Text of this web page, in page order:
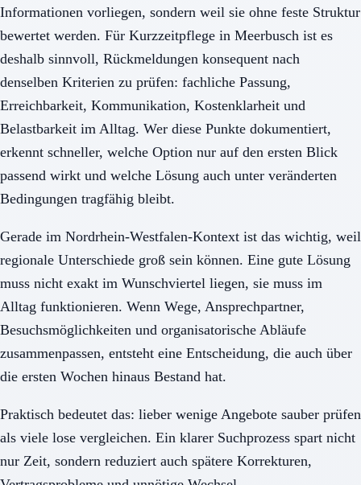
Informationen vorliegen, sondern weil sie ohne feste Struktur
bewertet werden. Für Kurzzeitpflege in Meerbusch ist es
deshalb sinnvoll, Rückmeldungen konsequent nach
denselben Kriterien zu prüfen: fachliche Passung,
Erreichbarkeit, Kommunikation, Kostenklarheit und
Belastbarkeit im Alltag. Wer diese Punkte dokumentiert,
erkennt schneller, welche Option nur auf den ersten Blick
passend wirkt und welche Lösung auch unter veränderten
Bedingungen tragfähig bleibt.
Gerade im Nordrhein-Westfalen-Kontext ist das wichtig, weil
regionale Unterschiede groß sein können. Eine gute Lösung
muss nicht exakt im Wunschviertel liegen, sie muss im
Alltag funktionieren. Wenn Wege, Ansprechpartner,
Besuchsmöglichkeiten und organisatorische Abläufe
zusammenpassen, entsteht eine Entscheidung, die auch über
die ersten Wochen hinaus Bestand hat.
Praktisch bedeutet das: lieber wenige Angebote sauber prüfen
als viele lose vergleichen. Ein klarer Suchprozess spart nicht
nur Zeit, sondern reduziert auch spätere Korrekturen,